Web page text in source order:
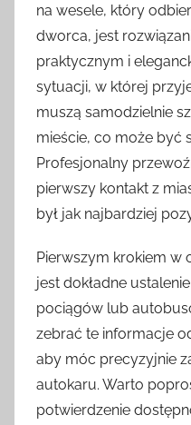
na wesele, który
dworca, jest
praktycznym i
sytuacji, w której
muszą samodzielnie
mieście, co może być
Profesjonalny
pierwszy kontakt z
był jak najbardziej
Pierwszym krokiem w
jest dokładne
pociągów lub
zebrać te informacje
aby móc precyzyjnie
autokaru. Warto
potwierdzenie